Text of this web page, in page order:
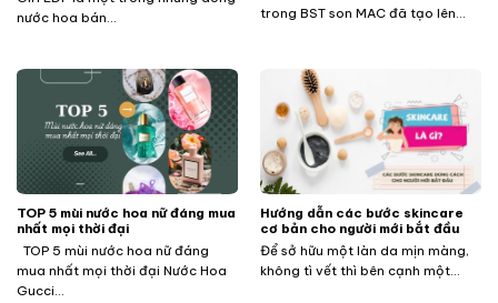
nước hoa bán...
trong BST son MAC đã tạo lên...
TOP 5 mùi nước hoa nữ đáng mua
nhất mọi thời đại
TOP 5 mùi nước hoa nữ đáng
mua nhất mọi thời đại Nước Hoa
Gucci...
Hướng dẫn các bước skincare
cơ bản cho người mới bắt đầu
Để sở hữu một làn da mịn màng,
không tì vết thì bên cạnh một...